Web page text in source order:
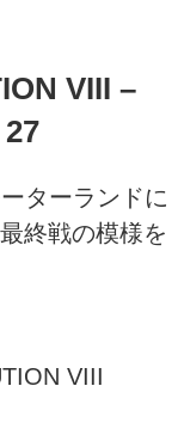
VIII –
ターランドに
終戦の模様を
VIII